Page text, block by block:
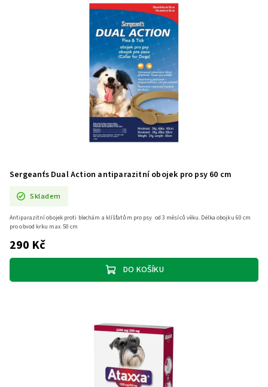
Sergeanťs Dual Action antiparazitní obojek pro psy 60 cm
Skladem
290 Kč
DO KOŠÍKU
Antiparazitní obojek proti blechám a klíšťatům pro psy od 3 měsíců věku. Délka obojku 60 cm
pro obvod krku max. 50 cm